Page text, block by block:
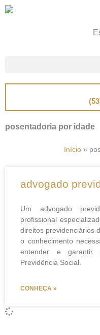
posentadoria por idade
Início»
advogado
Um advogado
profissional
direitos previdenciários
o conhecimento
entender e
Previdência Social.
CONHEÇA »